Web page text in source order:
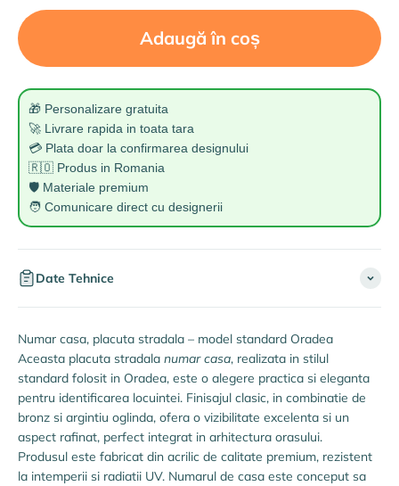
Adaugă în coș
🎁 Personalizare gratuita
🚀 Livrare rapida in toata tara
💳 Plata doar la confirmarea designului
🇷🇴 Produs in Romania
🛡️ Materiale premium
🧑 Comunicare direct cu designerii
Date Tehnice
Numar casa, placuta stradala – model standard Oradea
Aceasta placuta stradala numar casa, realizata in stilul
standard folosit in Oradea, este o alegere practica si eleganta
pentru identificarea locuintei. Finisajul clasic, in combinatie de
bronz si argintiu oglinda, ofera o vizibilitate excelenta si un
aspect rafinat, perfect integrat in arhitectura orasului.
Produsul este fabricat din acrilic de calitate premium, rezistent
la intemperii si radiatii UV. Numarul de casa este conceput sa